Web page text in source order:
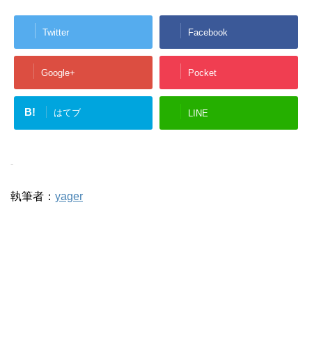
Twitter Facebook
Google+ Pocket
B! はてブ LINE
-
執筆者： yager